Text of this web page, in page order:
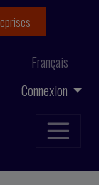
Connexion
Français